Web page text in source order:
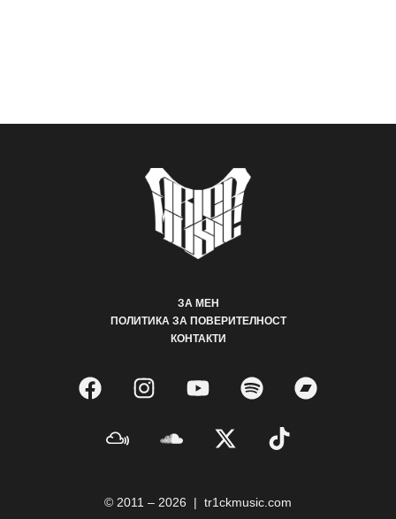
ЗА МЕН
ПОЛИТИКА ЗА ПОВЕРИТЕЛНОСТ
КОНТАКТИ
© 2011 – 2026 | tr1ckmusic.com